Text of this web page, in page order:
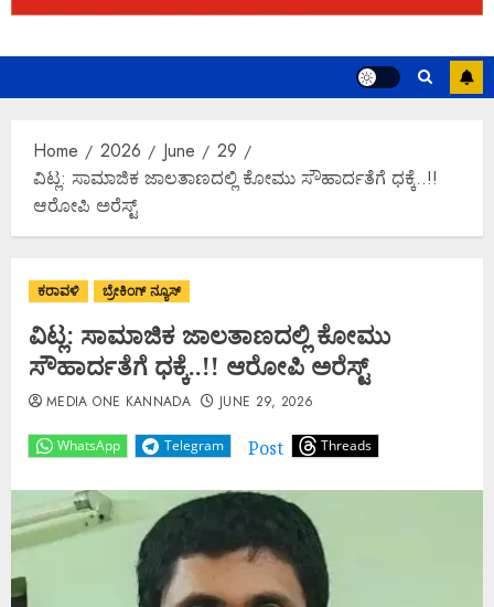
Home 2026 June
29
ವಿಟ್ಲ: ಸಾಮಾಜಿಕ ಜಾಲತಾಣದಲ್ಲಿ ಕೋಮು ಸೌಹಾರ್ದತೆಗೆ ಧಕ್ಕೆ..!!
ಆರೋಪಿ ಅರೆಸ್ಟ್
ಕರಾವಳಿ ಬ್ರೇಕಿಂಗ್ ನ್ಯೂಸ್
ವಿಟ್ಲ: ಸಾಮಾಜಿಕ ಜಾಲತಾಣದಲ್ಲಿ ಕೋಮು
ಸೌಹಾರ್ದತೆಗೆ ಧಕ್ಕೆ..!! ಆರೋಪಿ ಅರೆಸ್ಟ್
WhatsApp Telegram Post Threads
MEDIA ONE KANNADA JUNE 29, 2026